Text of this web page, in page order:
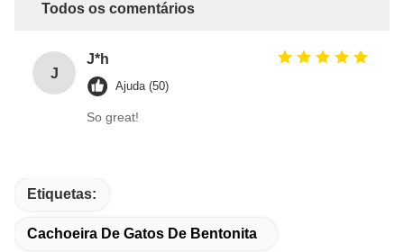
Todos os comentários
J
J*h
Ajuda (50)
So great!
Etiquetas:
Cachoeira De Gatos De Bentonita